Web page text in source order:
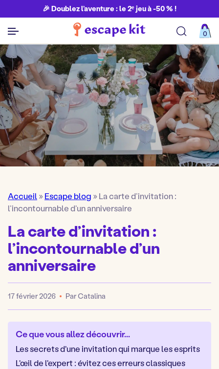
🎉 Doublez l’aventure : le 2ᵉ jeu à -50 % !
0
Accueil»Escape blog »La carte d’invitation :
l’incontournable d’un anniversaire
La carte d’invitation :
l’incontournable d’un
anniversaire
Publié
17 février 2026 Par Catalina
Ce que vous allez découvrir...
Les secrets d'une invitation qui marque les esprits
L'œil de l'expert : évitez ces erreurs classiques
Découvrir toutes nos aventures